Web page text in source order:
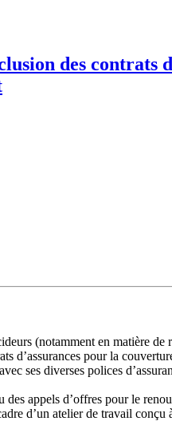
des contrats
(notamment en matière
d’assurances pour la
ses diverses polices
appels d’offres pour le
d’un atelier de travail conçu